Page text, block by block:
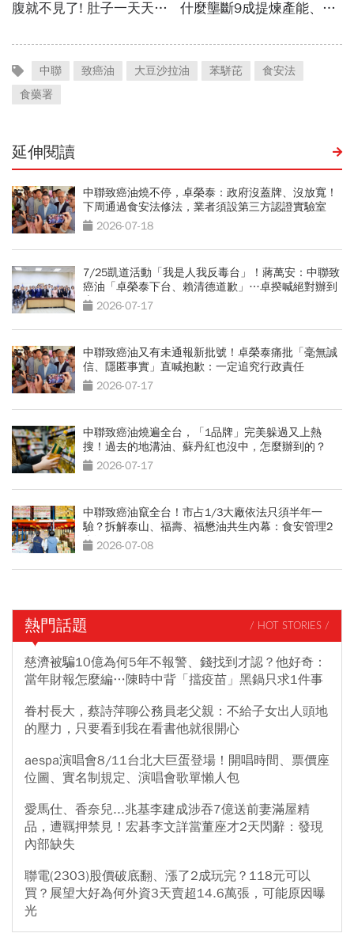
中聯 致癌油 大豆沙拉油 苯駢芘
食安法
食藥署
延伸閱讀
中聯致癌油燒不停，卓榮泰：政府沒蓋牌、沒放寬！
下周通過食安法修法，業者須設第三方認證實驗室
2026-07-18
7/25凱道活動「我是人我反毒台」！蔣萬安：中聯致
癌油「卓榮泰下台、賴清德道歉」…卓揆喊絕對辦到
底 2026-07-17
中聯致癌油又有未通報新批號！卓榮泰痛批「毫無誠
信、隱匿事實」直喊抱歉：一定追究行政責任
2026-07-17
中聯致癌油燒遍全台，「1品牌」完美躲過又上熱
搜！過去的地溝油、蘇丹紅也沒中，怎麼辦到的？
2026-07-17
中聯致癌油竄全台！市占1/3大廠依法只須半年一
驗？拆解泰山、福壽、福懋油共生內幕：食安管理2
大漏洞
2026-07-08
熱門話題 / HOT STORIES /
慈濟被騙10億為何5年不報警、錢找到才認？他好奇：
當年財報怎麼編…陳時中背「擋疫苗」黑鍋只求1件事
眷村長大，蔡詩萍聊公務員老父親：不給子女出人頭地
的壓力，只要看到我在看書他就很開心
aespa演唱會8/11台北大巨蛋登場！開唱時間、票價座
位圖、實名制規定、演唱會歌單懶人包
愛馬仕、香奈兒...兆基李建成涉吞7億送前妻滿屋精
品，遭羈押禁見！宏碁李文詳當董座才2天閃辭：發現
內部缺失
聯電(2303)股價破底翻、漲了2成玩完？118元可以
買？展望大好為何外資3天賣超14.6萬張，可能原因曝
光